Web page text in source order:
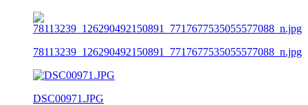
78113239_126290492150891_7717677535055577088_n.jpg
DSC00971.JPG